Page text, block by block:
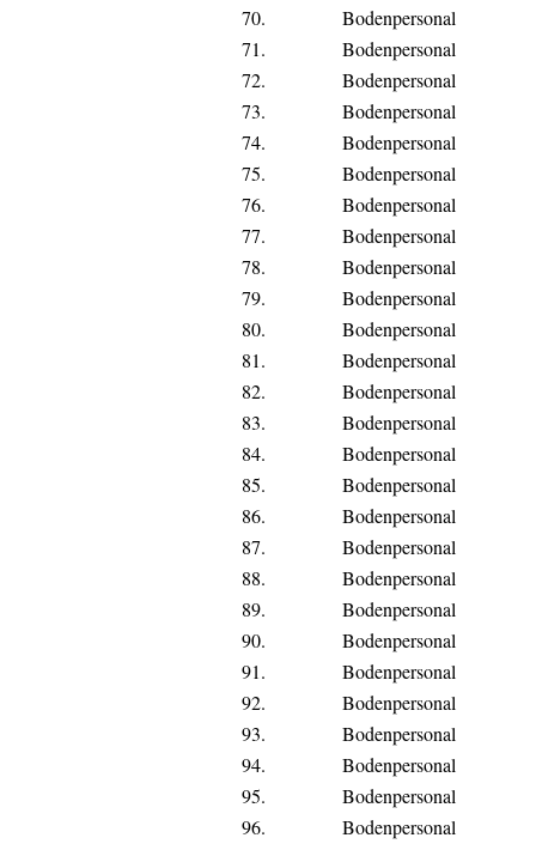
70.
Bodenpersonal
71.
Bodenpersonal
72.
Bodenpersonal
73.
Bodenpersonal
74.
Bodenpersonal
75.
Bodenpersonal
76.
Bodenpersonal
77.
Bodenpersonal
78.
Bodenpersonal
79.
Bodenpersonal
80.
Bodenpersonal
81.
Bodenpersonal
82.
Bodenpersonal
83.
Bodenpersonal
84.
Bodenpersonal
85.
Bodenpersonal
86.
Bodenpersonal
87.
Bodenpersonal
88.
Bodenpersonal
89.
Bodenpersonal
90.
Bodenpersonal
91.
Bodenpersonal
92.
Bodenpersonal
93.
Bodenpersonal
94.
Bodenpersonal
95.
Bodenpersonal
96.
Bodenpersonal